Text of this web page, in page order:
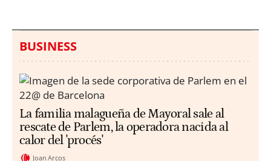
BUSINESS
La familia malagueña de Mayoral sale al
rescate de Parlem, la operadora nacida al
calor del 'procés'
Joan Arcos